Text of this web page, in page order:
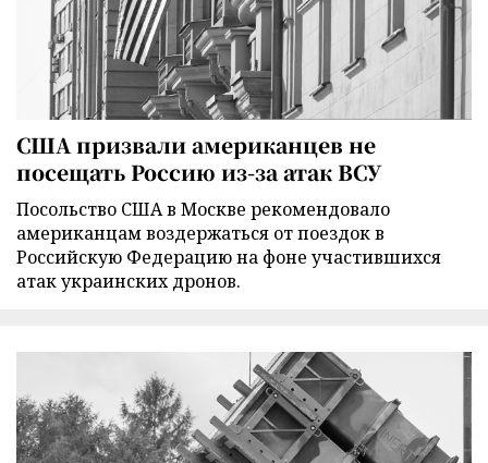
США призвали американцев не
посещать Россию из-за атак ВСУ
Посольство США в Москве рекомендовало
американцам воздержаться от поездок в
Российскую Федерацию на фоне участившихся
атак украинских дронов.